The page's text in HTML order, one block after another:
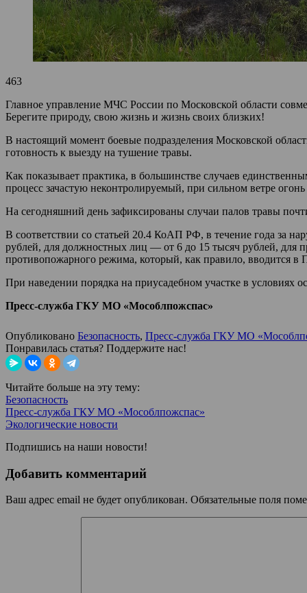
463
Главное управление МЧС России по Московской области
Берегите природу, свою жизнь и жизнь своих близких!
В настоящий момент боевые подразделения Московской
готовность к выезду на тушение травы.
Как показывает практика, в большинстве случаев
процесс зачастую неконтролируемый, при сильном ветре
На сегодняшний день зафиксированы случаи палов травы
В соответствии со статьей 20.4 КоАП РФ, в течение года за
рублей, для должностных лиц — от 6 до 15 тысяч рублей, для
противопожарного режима, который, как правило, вводится в
При наведении порядка на приусадебном участке в условиях
Пресс-служба ГКУ МО «Мособлпожспас»
Опубликовано Безопасность, Пресс-служба ГКУ МО
Понравилась статья? Поддержите нас!
Читайте больше на эту тему:
Безопасность
Пресс-служба ГКУ МО «Мособлпожспас»
Экологические новости
Подпишись на наши новости!
Добавить комментарий
Ваш адрес email не будет опубликован. Обязательные поля